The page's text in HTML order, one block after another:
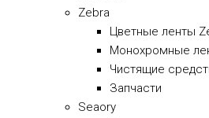
Zebra
Цветные ленты
Монохромные
Чистящие
Запчасти
Seaory